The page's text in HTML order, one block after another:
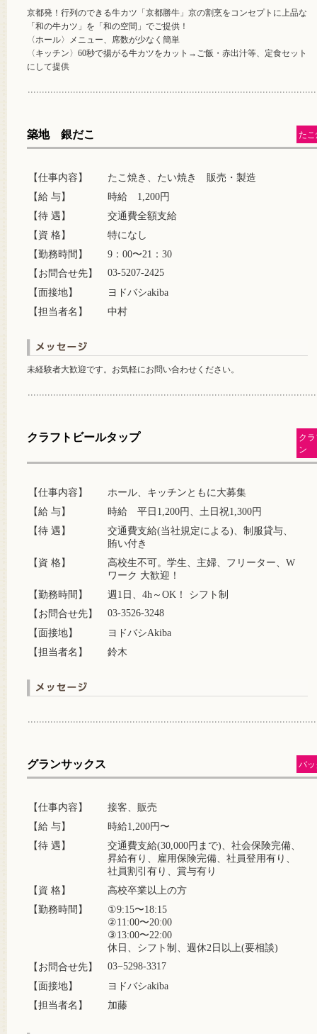
京都発！行列のできる牛カツ「京都勝牛」京の割烹をコンセプトに上品な
「和の牛カツ」を「和の空間」でご提供！
〈ホール〉メニュー、席数が少なく簡単
〈キッチン〉60秒で揚がる牛カツをカット→ご飯・赤出汁等、定食セット
にして提供
築地 銀だこ た
【仕事内容】
たこ焼き、たい焼き 販売・製造
【給 与】
時給 1,200円
【待 遇】
交通費全額支給
【資 格】
特になし
【勤務時間】
9：00〜21：30
【お問合せ先】
03-5207-2425
【面接地】
ヨドバシakiba
【担当者名】
中村
未経験者大歓迎です。お気軽にお問い合わせください。
クラフトビールタップ
ク
ン
【仕事内容】
ホール、キッチンともに大募集
【給 与】
時給 平日1,200円、土日祝1,300円
【待 遇】
交通費支給(当社規定による)、制服貸与、
賄い付き
【資 格】
高校生不可。学生、主婦、フリーター、W
ワーク 大歓迎！
【勤務時間】
週1日、4h～OK！ シフト制
【お問合せ先】
03-3526-3248
【面接地】
ヨドバシAkiba
【担当者名】
鈴木
グランサックス バ
【仕事内容】
接客、販売
【給 与】
時給1,200円〜
【待 遇】
交通費支給(30,000円まで)、社会保険完備、
昇給有り、雇用保険完備、社員登用有り、
社員割引有り、賞与有り
【資 格】
高校卒業以上の方
【勤務時間】
①9:15〜18:15
②11:00〜20:00
③13:00〜22:00
休日、シフト制、週休2日以上(要相談)
【お問合せ先】
03−5298-3317
【面接地】
ヨドバシakiba
【担当者名】
加藤